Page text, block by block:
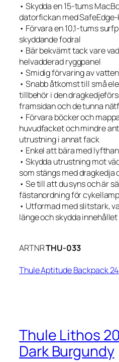
• Skydda en 15-tums
datorfickan med
• Förvara en 10,1-tums
skyddande fodral
• Bär bekvämt tack vare
helvadderad ryggpanel
• Smidig förvaring av
• Snabb åtkomst till små
tillbehör i den
framsidan och de tunna
• Förvara böcker och
huvudfacket och mindre
utrustning i annat fack
• Enkel att bära med
• Skydda utrustning mot
som stängs med dragkedja
• Se till att du syns och är
fästanordning för
• Utformad med slitstark,
länge och skydda innehållet
ARTNRTHU-033
Thule Aptitude Backpack
Thule Lithos
Dark Burgundy